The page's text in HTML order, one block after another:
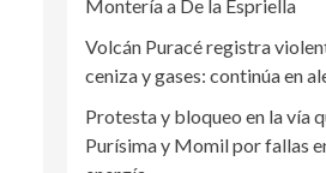
Montería a De la Espriella
Volcán Puracé registra
ceniza y gases: continúa en
Protesta y bloqueo en la vía
Purísima y Momil por fallas